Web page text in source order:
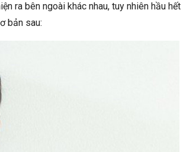
ra bên ngoài khác nhau, tuy nhiên hầu hết
bản sau: